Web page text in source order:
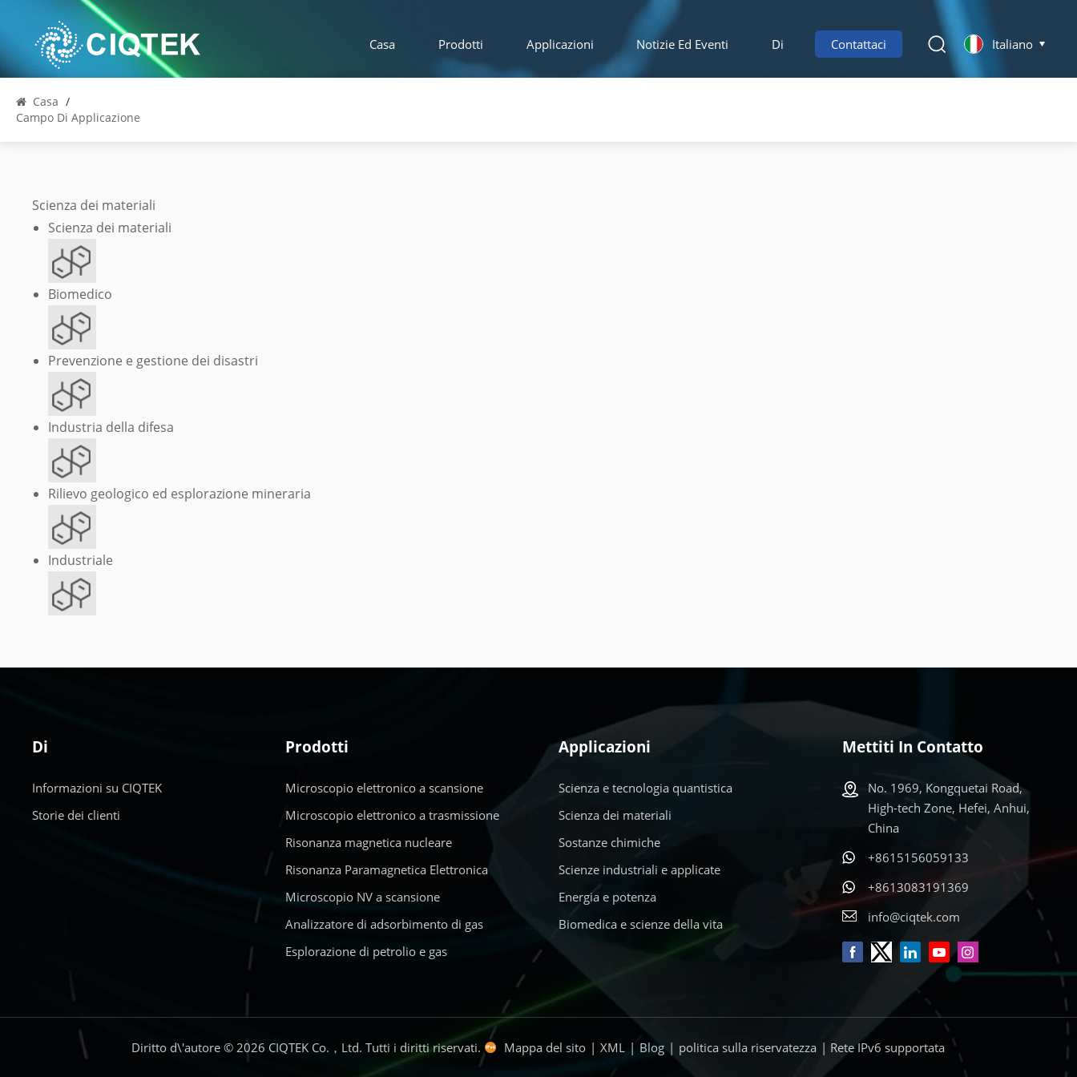
Casa Prodotti Applicazioni Notizie Ed Eventi Di Contattaci Italiano
Casa /
Campo Di Applicazione
Scienza dei materiali
Scienza dei materiali
Biomedico
Prevenzione e gestione dei disastri
Industria della difesa
Rilievo geologico ed esplorazione mineraria
Industriale
Di
Informazioni su CIQTEK
Storie dei clienti
Prodotti
Microscopio elettronico a scansione
Microscopio elettronico a trasmissione
Risonanza magnetica nucleare
Risonanza Paramagnetica Elettronica
Microscopio NV a scansione
Analizzatore di adsorbimento di gas
Esplorazione di petrolio e gas
Applicazioni
Scienza e tecnologia quantistica
Scienza dei materiali
Sostanze chimiche
Scienze industriali e applicate
Energia e potenza
Biomedica e scienze della vita
Mettiti In Contatto
No. 1969, Kongquetai Road,
High-tech Zone, Hefei, Anhui,
China
+8615156059133
+8613083191369
info@ciqtek.com
Diritto d\'autore © 2026 CIQTEK Co.，Ltd. Tutti i diritti riservati. Mappa del sito | XML | Blog | politica sulla riservatezza | Rete IPv6 supportata